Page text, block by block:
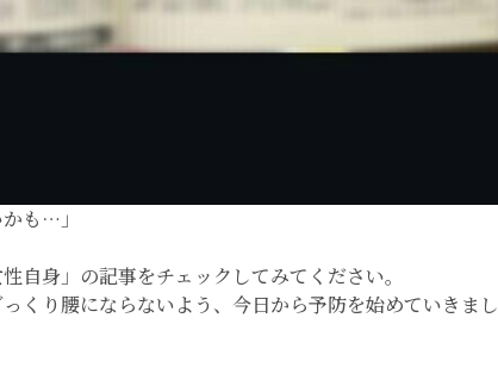
も…」
自身」の記事をチェックしてみてください。
くり腰にならないよう、今日から予防を始めていきまし